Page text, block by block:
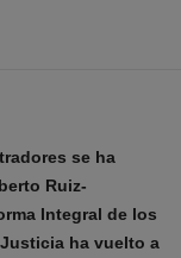
se ha
Ruiz-
Integral de los
ha vuelto a